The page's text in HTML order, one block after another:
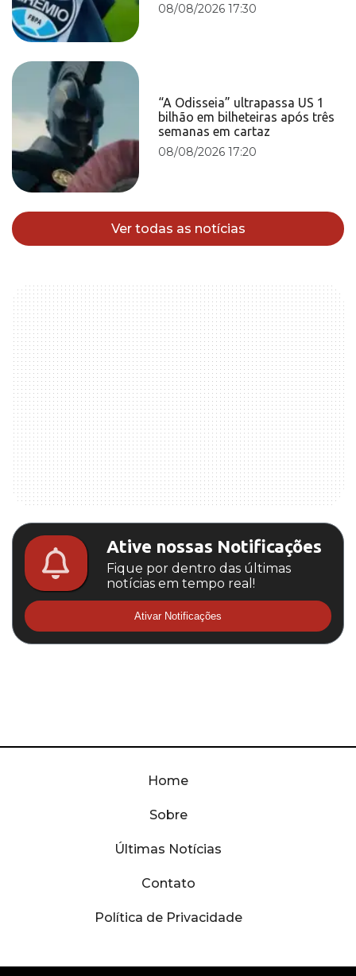
08/08/2026 17:30
“A Odisseia” ultrapassa US 1
bilhão em bilheteiras após três
semanas em cartaz
08/08/2026 17:20
Ver todas as notícias
Ative nossas Notificações
Fique por dentro das últimas
notícias em tempo real!
Ativar Notificações
Home
Sobre
Últimas Notícias
Contato
Política de Privacidade